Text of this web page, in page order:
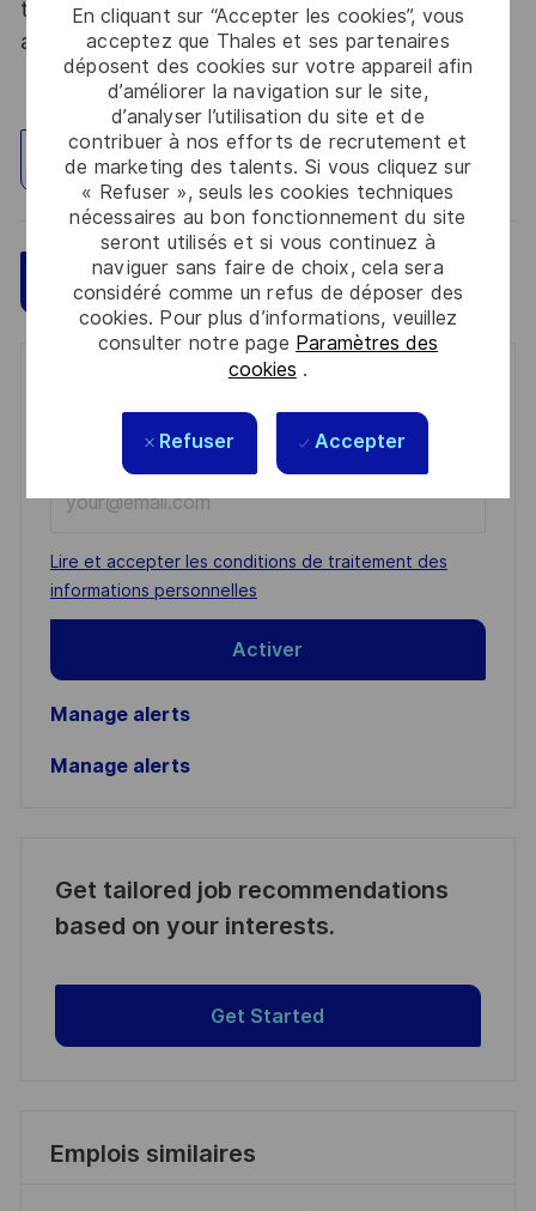
En cliquant sur “Accepter les cookies”, vous
acceptez que Thales et ses partenaires
déposent des cookies sur votre appareil afin
d’améliorer la navigation sur le site,
d’analyser l’utilisation du site et de
contribuer à nos efforts de recrutement et
de marketing des talents. Si vous cliquez sur
« Refuser », seuls les cookies techniques
nécessaires au bon fonctionnement du site
seront utilisés et si vous continuez à
naviguer sans faire de choix, cela sera
considéré comme un refus de déposer des
cookies. Pour plus d’informations, veuillez
consulter notre page Paramètres des
cookies .
Refuser Accepter
tous les talents. La diversité est notre meilleur
atout. Postulez et rejoignez nous !
Explorez un site
Postulez maintenant Sauvegarder
Get notified for similar jobs
You'll receive updates once a week
Email
address
(Required)
Required
Lire et accepter les conditions de traitement des
informations personnelles
Activer
Manage alerts
Manage alerts
Get tailored job recommendations
based on your interests.
Get Started
Emplois similaires